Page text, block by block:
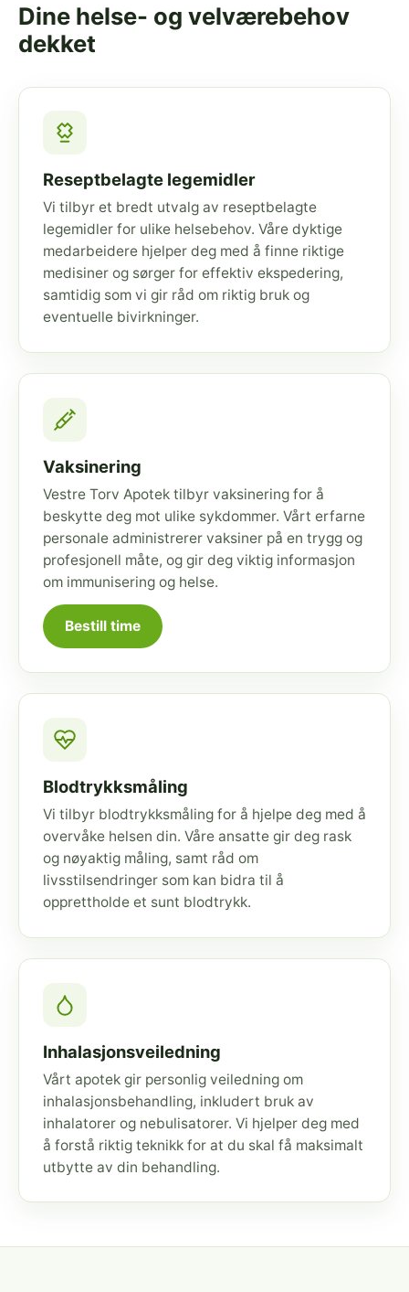
Dine helse- og velværebehov
dekket
Reseptbelagte legemidler
Vi tilbyr et bredt utvalg av reseptbelagte
legemidler for ulike helsebehov. Våre dyktige
medarbeidere hjelper deg med å finne riktige
medisiner og sørger for effektiv ekspedering,
samtidig som vi gir råd om riktig bruk og
eventuelle bivirkninger.
Vaksinering
Vestre Torv Apotek tilbyr vaksinering for å
beskytte deg mot ulike sykdommer. Vårt erfarne
personale administrerer vaksiner på en trygg og
profesjonell måte, og gir deg viktig informasjon
om immunisering og helse.
Bestill time
Blodtrykksmåling
Vi tilbyr blodtrykksmåling for å hjelpe deg med å
overvåke helsen din. Våre ansatte gir deg rask
og nøyaktig måling, samt råd om
livsstilsendringer som kan bidra til å
opprettholde et sunt blodtrykk.
Inhalasjonsveiledning
Vårt apotek gir personlig veiledning om
inhalasjonsbehandling, inkludert bruk av
inhalatorer og nebulisatorer. Vi hjelper deg med
å forstå riktig teknikk for at du skal få maksimalt
utbytte av din behandling.